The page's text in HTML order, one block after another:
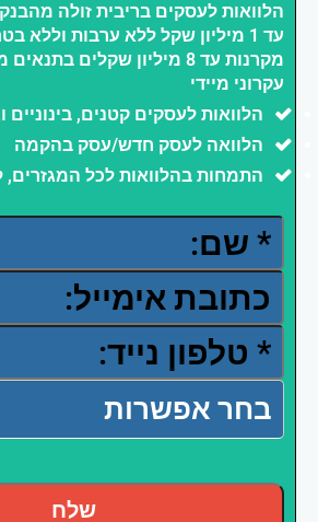
הלוואות לעסקים בריבית זולה
עד 1 מיליון שקל ללא ערבות וללא
מקרנות עד 8 מיליון שקלים
עקרוני מיידי
הלוואות לעסקים קטנים, בינוניים
הלוואה לעסק חדש/עסק בהקמה
התמחות בהלוואות לכל המגזרים,